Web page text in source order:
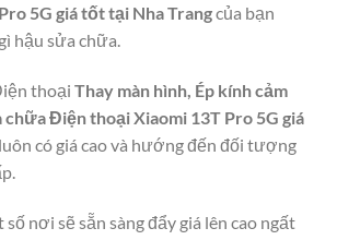
5G giá tốt tại Nha Trangcủa bạn
hậu sửa chữa.
thoại Thay màn hình, Ép kính cảm
Điện thoại Xiaomi 13T Pro 5G giá
luôn có giá cao và hướng đến đối tượng
số nơi sẽ sẵn sàng đẩy giá lên cao ngất